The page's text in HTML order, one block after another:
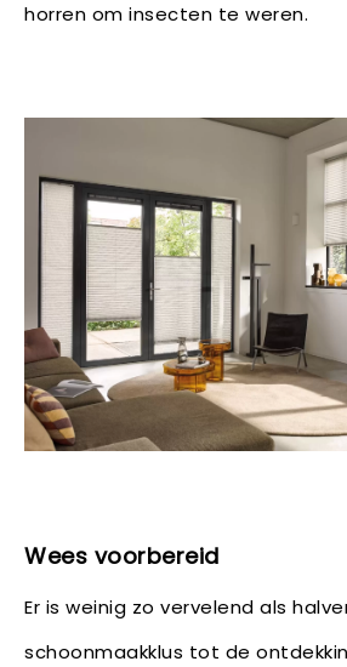
horren om insecten te weren.
Wees voorbereid
Er is weinig zo vervelend als
schoonmaakklus tot de